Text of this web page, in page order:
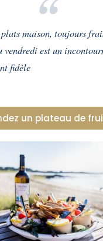
maison, toujours
vendredi est un
fidèle
un plateau de